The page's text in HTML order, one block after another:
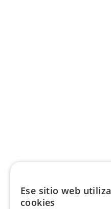
Ese sitio web utiliza
cookies